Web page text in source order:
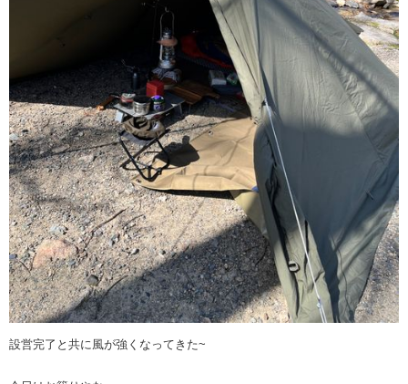
設営完了と共に風が強くなってきた~